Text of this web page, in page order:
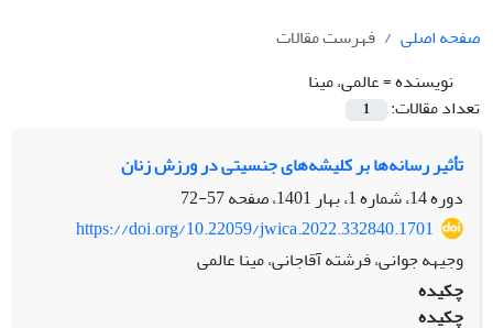
صفحه اصلی
فهرست مقالات
نویسنده =عالمی، مینا
تعداد مقالات:
1
تأثیر رسانه‌‌ها بر کلیشه‌‌های جنسیتی در ورزش زنان
دوره 14، شماره 1، بهار 1401، صفحه
57-72
https://doi.org/10.22059/jwica.2022.332840.1701
وجیهه جوانی، فرشته آقاجانی، مینا عالمی
چکیده
چکیده